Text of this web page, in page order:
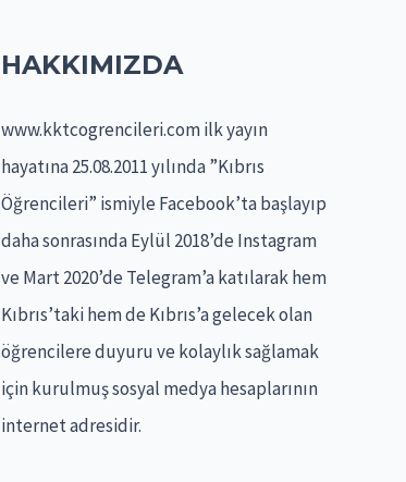
h
r
HAKKIMIZDA
www.kktcogrencileri.com ilk yayın
hayatına 25.08.2011 yılında ”Kıbrıs
Öğrencileri” ismiyle Facebook’ta başlayıp
daha sonrasında Eylül 2018’de Instagram
ve Mart 2020’de Telegram’a katılarak hem
Kıbrıs’taki hem de Kıbrıs’a gelecek olan
öğrencilere duyuru ve kolaylık sağlamak
için kurulmuş sosyal medya hesaplarının
internet adresidir.